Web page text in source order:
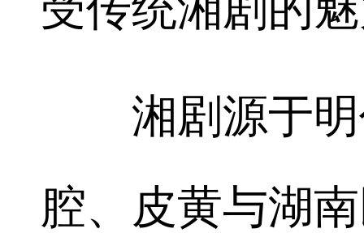
湘剧源于明
腔、皮黄与湖